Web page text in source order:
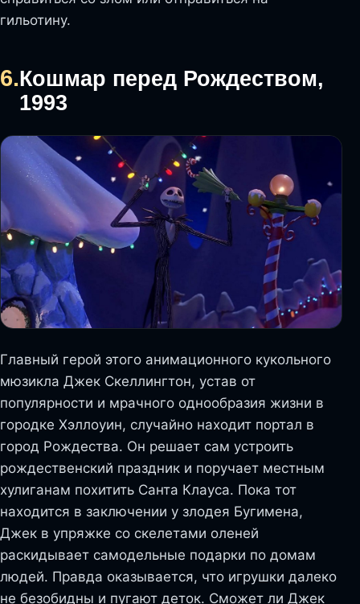
гильотину.
6.Кошмар перед Рождеством,
1993
Главный герой этого анимационного кукольного
мюзикла Джек Скеллингтон, устав от
популярности и мрачного однообразия жизни в
городке Хэллоуин, случайно находит портал в
город Рождества. Он решает сам устроить
рождественский праздник и поручает местным
хулиганам похитить Санта Клауса. Пока тот
находится в заключении у злодея Бугимена,
Джек в упряжке со скелетами оленей
раскидывает самодельные подарки по домам
людей. Правда оказывается, что игрушки далеко
не безобидны и пугают деток. Сможет ли Джек